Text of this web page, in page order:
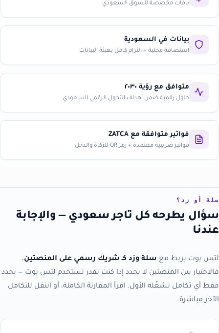
باقات مخصصة للسوق السعودي
بيانات في السعودية
استضافة محلية + التزام كامل بهيئة البيانات
متوافق مع رؤية ٢٠٣٠
حلول رقمية ضمن أهداف التحول الرقمي السعودي
فواتير متوافقة مع ZATCA
فواتير ضريبية معتمدة + رمز QR للزكاة والدخل
سلة أو زد؟
سؤال يطرحه كل تاجر سعودي — والإجابة
عندنا
لتس بوت يربط مع سلة وزد كـ شريك رسمي على المنصتين،
فالاختيار بين المنصتين لا يحدد إذا كنت تقدر تستخدم لتس بوت — يحدد
فقط أي تكامل تشغّله الأول. اقرأ المقارنة الكاملة، أو انتقل للتكامل
الآخر مباشرة.